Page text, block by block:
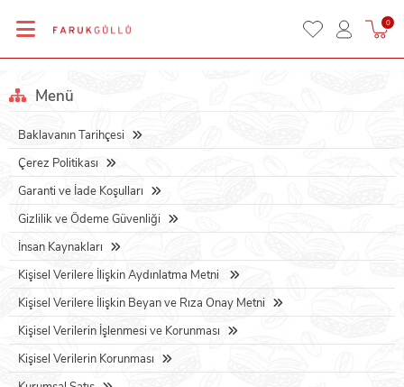
0
Menü
Baklavanın Tarihçesi
Çerez Politikası
Garanti ve İade Koşulları
Gizlilik ve Ödeme Güvenliği
İnsan Kaynakları
Kişisel Verilere İlişkin Aydınlatma Metni
Kişisel Verilere İlişkin Beyan ve Rıza Onay Metni
Kişisel Verilerin İşlenmesi ve Korunması
Kişisel Verilerin Korunması